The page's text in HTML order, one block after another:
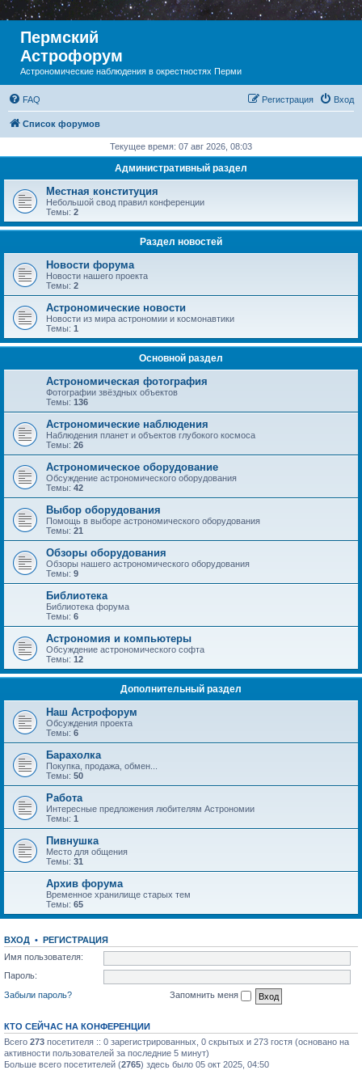
Пермский
Астрофорум
Астрономические наблюдения в окрестностях Перми
FAQ Вход
Регистрация
Список форумов
Текущее время: 07 авг 2026, 08:03
Административный раздел
Местная конституция
Небольшой свод правил конференции
Темы: 2
Раздел новостей
Новости форума
Новости нашего проекта
Темы: 2
Астрономические новости
Новости из мира астрономии и космонавтики
Темы: 1
Основной раздел
Астрономическая фотография
Фотографии звёздных объектов
Темы: 136
Астрономические наблюдения
Наблюдения планет и объектов глубокого космоса
Темы: 26
Астрономическое оборудование
Обсуждение астрономического оборудования
Темы: 42
Выбор оборудования
Помощь в выборе астрономического оборудования
Темы: 21
Обзоры оборудования
Обзоры нашего астрономического оборудования
Темы: 9
Библиотека
Библиотека форума
Темы: 6
Астрономия и компьютеры
Обсуждение астрономического софта
Темы: 12
Дополнительный раздел
Наш Астрофорум
Обсуждения проекта
Темы: 6
Барахолка
Покупка, продажа, обмен...
Темы: 50
Работа
Интересные предложения любителям Астрономии
Темы: 1
Пивнушка
Место для общения
Темы: 31
Архив форума
Временное хранилище старых тем
Темы: 65
ВХОД • РЕГИСТРАЦИЯ
Имя пользователя:
Пароль:
Забыли пароль?
Запомнить меня
КТО СЕЙЧАС НА КОНФЕРЕНЦИИ
Всего 273 посетителя :: 0 зарегистрированных, 0 скрытых и 273 гостя (основано на
активности пользователей за последние 5 минут)
Больше всего посетителей (2765) здесь было 05 окт 2025, 04:50